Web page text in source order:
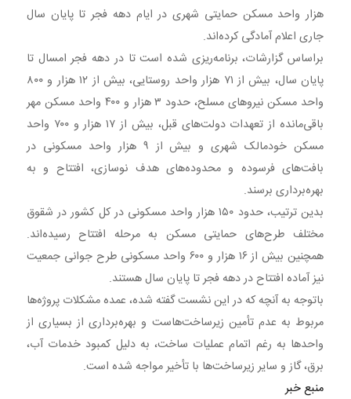
هزار واحد مسکن حمایتی شهری در ایام دهه فجر تا پایان سال
جاری اعلام آمادگی کرده‌اند.
براساس گزارشات، برنامه‌ریزی شده است تا در دهه فجر امسال تا
پایان سال، بیش از ۷۱ هزار واحد روستایی، بیش از ۱۲ هزار و ۸۰۰
واحد مسکن نیروهای مسلح، حدود ۳ هزار و ۴۰۰ واحد مسکن مهر
باقی‌مانده از تعهدات دولت‌های قبل، بیش از ۱۷ هزار و ۷۰۰ واحد
مسکن خودمالک شهری و بیش از ۹ هزار واحد مسکونی در
بافت‌های فرسوده و محدوده‌های هدف نوسازی، افتتاح و به
بهره‌برداری برسند.
بدین ترتیب، حدود ۱۵۰ هزار واحد مسکونی در کل کشور در شقوق
مختلف طرح‌های حمایتی مسکن به مرحله افتتاح رسیده‌اند.
همچنین بیش از ۱۶ هزار و ۶۰۰ واحد مسکونی طرح جوانی جمعیت
نیز آماده افتتاح در دهه فجر تا پایان سال هستند.
باتوجه به آنچه که در این نشست گفته شده، عمده مشکلات پروژه‌ها
مربوط به عدم تأمین زیرساخت‌هاست و بهره‌برداری از بسیاری از
واحدها به رغم اتمام عملیات ساخت، به دلیل کمبود خدمات آب،
برق، گاز و سایر زیرساخت‌ها با تأخیر مواجه شده است.
منبع خبر